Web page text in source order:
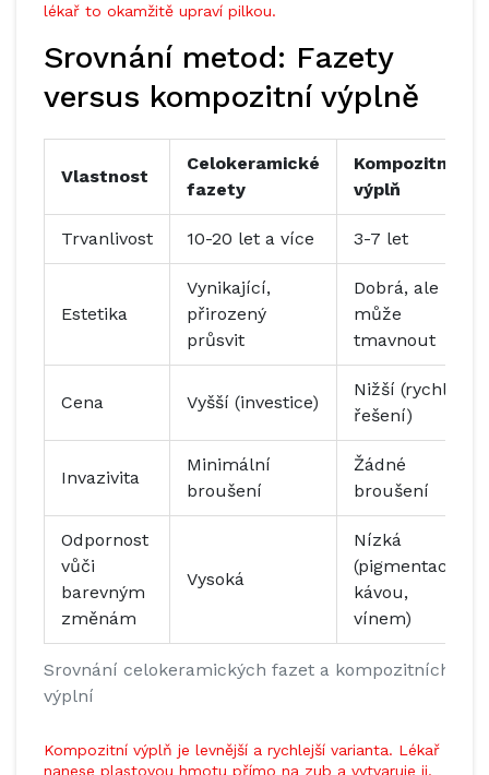
lékař to okamžitě upraví pilkou.
Srovnání metod: Fazety
versus kompozitní výplně
Srovnání celokeramických fazet a kompozitních
výplní
Vlastnost
Celokeramické
fazety
Kompozitní
výplň
Trvanlivost 10-20 let a více 3-7 let
Estetika
Vynikající,
přirozený
průsvit
Dobrá, ale
může
tmavnout
Cena Vyšší (investice)
Nižší (rychlé
řešení)
Invazivita
Minimální
broušení
Žádné
broušení
Odpornost
vůči
barevným
změnám
Vysoká
Nízká
(pigmentace
kávou,
vínem)
Kompozitní výplň je levnější a rychlejší varianta. Lékař
nanese plastovou hmotu přímo na zub a vytvaruje ji.